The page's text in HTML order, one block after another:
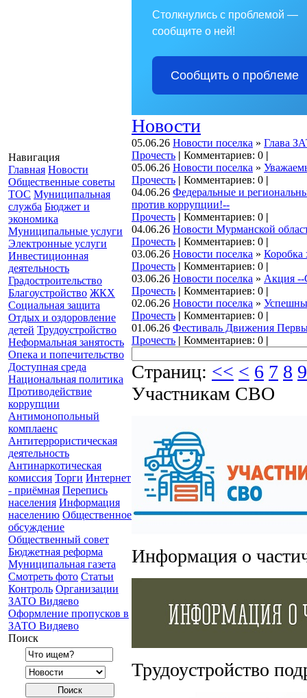
Навигация
Главная Новости
Общественные советы
ТОС Муниципальная
служба Бюджет и
экономика
Муниципальные услуги
Электронные услуги
Инвестиционная
деятельность
Градостроительство
Благоустройство ЖКХ
Социальная защита
Отдых и оздоровление
детей Трудоустройство
Неформальная занятость
Опека и попечительство
Доступная среда
Национальная политика
Противодействие
коррупции
Антимонопольный
комплаенс
Антитеррористическая
деятельность
Антинаркотическая
комиссия Торги Интернет
- приёмная Перепись
населения Информация
населению Общественное
обсуждение
Общественный совет
Бюджетная реформа
Муниципальная газета
Смотреть фото Статьи
Контроль Организации
ЗАТО Видяево
Оформление пропусков в
ЗАТО Видяево
Поиск
Столкнулись с проблемой —
сообщите о ней!
Сообщить о проблеме
Новости
05.06.26 Новости поселка » Глава
Прочесть | Комментариев: 0 |
05.06.26 Новости поселка »
Прочесть | Комментариев: 0 |
04.06.26 Федеральные и
против коррупции!--
Прочесть | Комментариев: 0 |
04.06.26 Новости Мурманской
Прочесть | Комментариев: 0 |
03.06.26 Новости поселка » Коробка
Прочесть | Комментариев: 0 |
03.06.26 Новости поселка » Акция --
Прочесть | Комментариев: 0 |
02.06.26 Новости поселка »
Прочесть | Комментариев: 0 |
01.06.26 Фестиваль Движения
Прочесть | Комментариев: 0 |
Страниц: << < 6 7 8 9
Участникам СВО
Информация о
Трудоустройство